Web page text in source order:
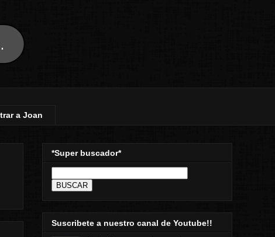
a Joan
*Super buscador*
Suscribete a nuestro canal de Youtube!!